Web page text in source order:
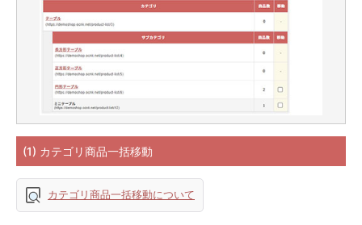
(1) カテゴリ商品一括移動
カテゴリ商品一括移動について